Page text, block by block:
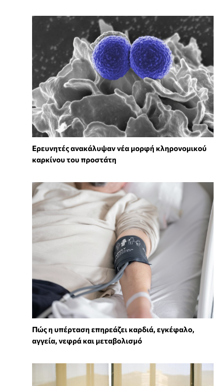
Ερευνητές ανακάλυψαν νέα μορφή κληρονομικού
καρκίνου του προστάτη
Πώς η υπέρταση επηρεάζει καρδιά, εγκέφαλο,
αγγεία, νεφρά και μεταβολισμό